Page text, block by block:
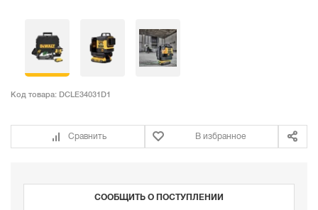
Код товара: DCLE34031D1
Сравнить В избранное
СООБЩИТЬ О ПОСТУПЛЕНИИ